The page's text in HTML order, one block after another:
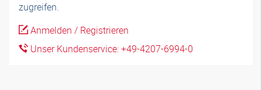
zugreifen.
Anmelden / Registrieren
Unser Kundenservice: +49-4207-6994-0